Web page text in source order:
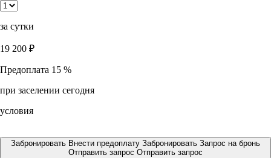
за сутки
19 200 ₽
Предоплата 15 %
при заселении сегодня
условия
Забронировать Внести предоплату Забронировать Запрос на бронь
Отправить запрос Отправить запрос